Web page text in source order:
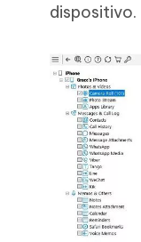
dispositivo.